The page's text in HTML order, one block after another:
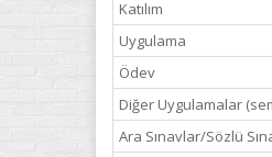
Katılım
Uygulama
Ödev
Diğer Uygulamalar
Ara Sınavlar/Sözlü